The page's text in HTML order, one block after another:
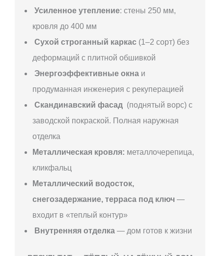
Усиленное утепление: стены 250 мм,
кровля до 400 мм
Сухой строганный каркас (1–2 сорт) без
деформаций с плитной обшивкой
Энергоэффективные окна и
продуманная инженерия с рекуперацией
Скандинавский фасад (поднятый ворс) с
заводской покраской. Полная наружная
отделка
Металлическая кровля: металлочерепица,
кликфальц
Металлический водосток,
снегозадержание, терраса под ключ —
входит в «теплый контур»
Внутренняя отделка — дом готов к жизни